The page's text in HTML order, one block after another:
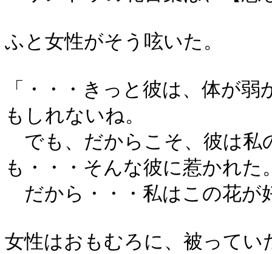
ふと女性がそう呟いた。
「・・・きっと彼は、体が
もしれないね。
でも、だからこそ、彼は私
も・・・そんな彼に惹かれた
だから・・・私はこの花が
女性はおもむろに、被って